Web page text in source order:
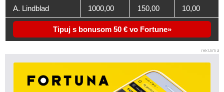
A. Lindblad 1000,00 150,00 10,00
Tipuj s bonusom 50 € vo Fortune